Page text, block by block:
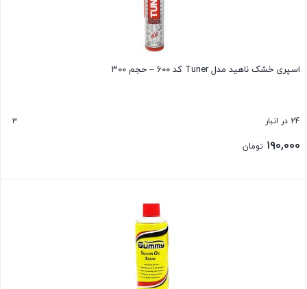
اسپری خشک ناهید مدل Tuner کد ۶۰۰ – حجم ۳۰۰
24 در انبار 3
۱۹۰,۰۰۰ تومان